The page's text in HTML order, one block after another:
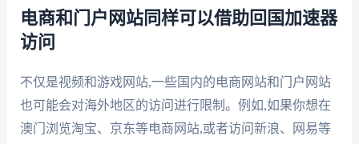
电商和门户网站同样可以借助回国加速器
访问
不仅是视频和游戏网站,一些国内的电商网站和门户网站
也可能会对海外地区的访问进行限制。例如,如果你想在
澳门浏览淘宝、京东等电商网站,或者访问新浪、网易等